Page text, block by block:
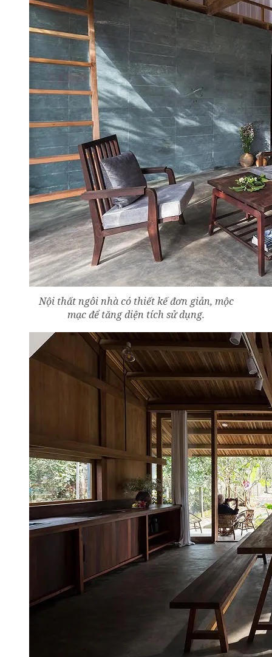
Nội thất ngôi nhà có thiết kế đơn giản, mộc
mạc để tăng diện tích sử dụng.